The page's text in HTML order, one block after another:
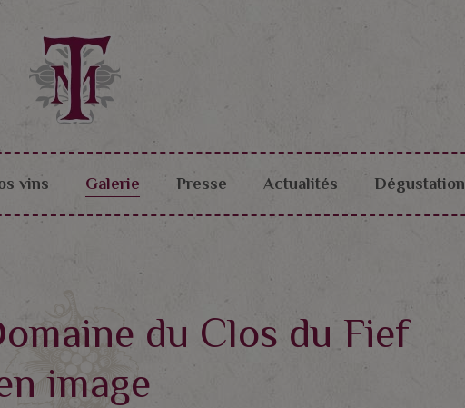
vins Galerie Presse Actualités Dégustation
du Clos du Fief
image